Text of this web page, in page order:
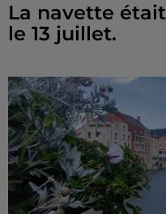
La navette
le 13 juillet.